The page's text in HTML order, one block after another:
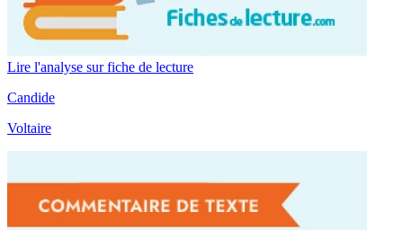
Lire l'analyse sur fiche de lecture
Candide
Voltaire